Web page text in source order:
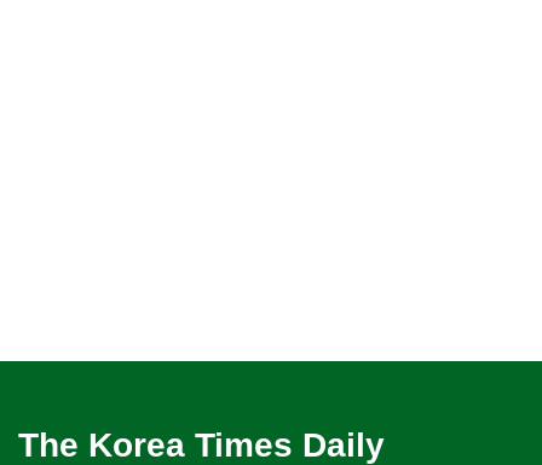
The Korea Times Daily